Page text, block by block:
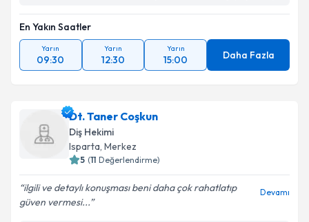
En Yakın Saatler
Yarın
09:30
Yarın
12:30
Yarın
15:00 Daha Fazla
Dt. Taner Coşkun
Diş Hekimi
Isparta, Merkez
5 (11 Değerlendirme)
ilgili ve detaylı konuşması beni daha çok rahatlatıp
güven vermesi...
Devamı